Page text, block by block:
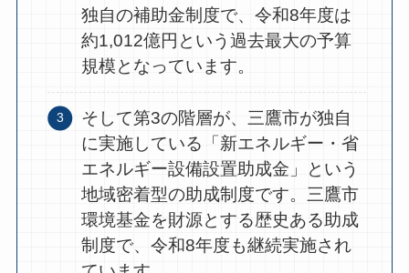
独自の補助金制度で、令和8年度は
約1,012億円という過去最大の予算
規模となっています。
そして第3の階層が、三鷹市が独自
に実施している「新エネルギー・省
エネルギー設備設置助成金」という
地域密着型の助成制度です。三鷹市
環境基金を財源とする歴史ある助成
制度で、令和8年度も継続実施され